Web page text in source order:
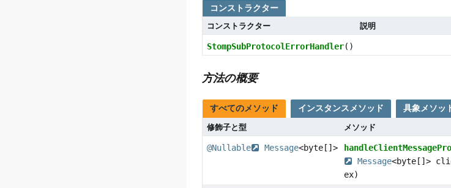
コンストラクター
コンストラクター 説明
StompSubProtocolErrorHandler()
方法の概要
すべてのメソッド インスタンスメソッド 具象メソッ
修飾子と型 メソッド
@Nullable Message<byte[]>
Message<byte[]>
ex)